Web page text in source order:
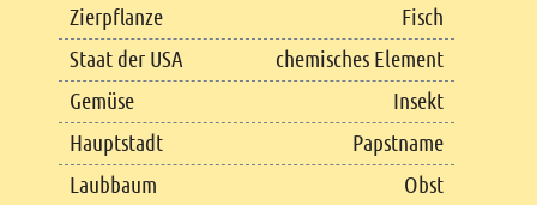
Zierpflanze
Fisch
Staat der USA
chemisches Element
Gemüse
Insekt
Hauptstadt
Papstname
Laubbaum
Obst